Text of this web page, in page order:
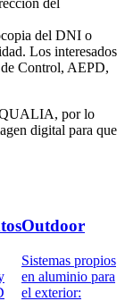
del
del DNI o
Los interesados
Control, AEPD,
QUALIA, por lo
digital para que
Outdoor
Sistemas propios
en aluminio para
el exterior: